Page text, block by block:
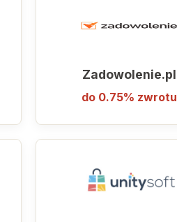
Zadowolenie.pl
do 0.75% zwrotu